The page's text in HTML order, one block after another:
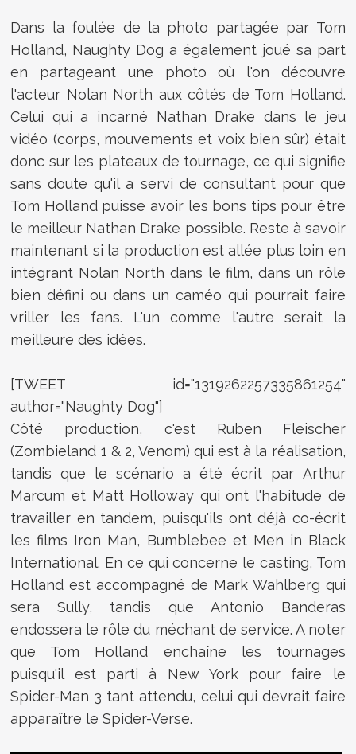
Dans la foulée de la photo partagée par Tom
Holland, Naughty Dog a également joué sa part
en partageant une photo où l'on découvre
l'acteur Nolan North aux côtés de Tom Holland.
Celui qui a incarné Nathan Drake dans le jeu
vidéo (corps, mouvements et voix bien sûr) était
donc sur les plateaux de tournage, ce qui signifie
sans doute qu'il a servi de consultant pour que
Tom Holland puisse avoir les bons tips pour être
le meilleur Nathan Drake possible. Reste à savoir
maintenant si la production est allée plus loin en
intégrant Nolan North dans le film, dans un rôle
bien défini ou dans un caméo qui pourrait faire
vriller les fans. L'un comme l'autre serait la
meilleure des idées.
[TWEET id="1319262257335861254"
author="Naughty Dog"]
Côté production, c'est Ruben Fleischer
(Zombieland 1 & 2, Venom) qui est à la réalisation,
tandis que le scénario a été écrit par Arthur
Marcum et Matt Holloway qui ont l'habitude de
travailler en tandem, puisqu'ils ont déjà co-écrit
les films Iron Man, Bumblebee et Men in Black
International. En ce qui concerne le casting, Tom
Holland est accompagné de Mark Wahlberg qui
sera Sully, tandis que Antonio Banderas
endossera le rôle du méchant de service. A noter
que Tom Holland enchaîne les tournages
puisqu'il est parti à New York pour faire le
Spider-Man 3 tant attendu, celui qui devrait faire
apparaître le Spider-Verse.